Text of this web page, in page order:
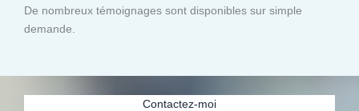
De nombreux témoignages sont disponibles sur simple
demande.
Contactez-moi